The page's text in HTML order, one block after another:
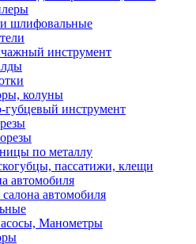
шлифовальные
инструмент
колуны
инструмент
по металлу
пассатижи, клещи
автомобиля
автомобиля
Манометры